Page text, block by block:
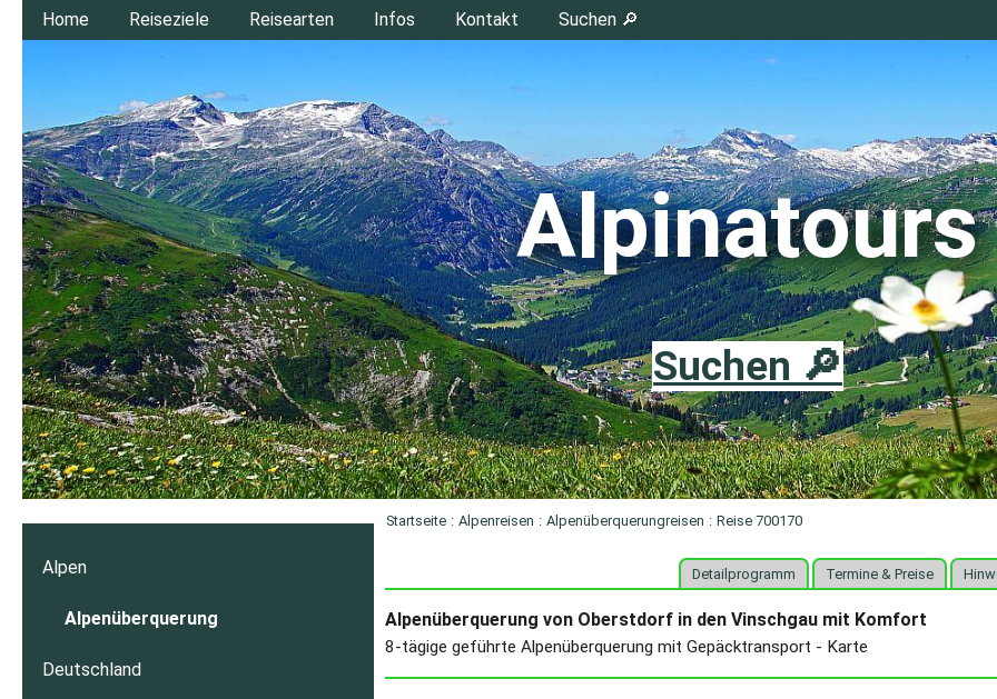
Home Reiseziele Reisearten Infos Kontakt Suchen 🔎
Suchen 🔎
Alpinatours
Startseite : Alpenreisen : Alpenüberquerungreisen : Reise 700170
Detailprogramm Termine & Preise
Alpenüberquerung von Oberstdorf in den Vinschgau mit Komfort
8-tägige geführte Alpenüberquerung mit Gepäcktransport - Karte
Alpen
Alpenüberquerung
Deutschland